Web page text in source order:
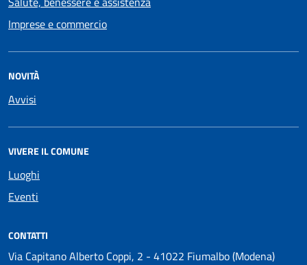
Imprese e commercio
NOVITÀ
Avvisi
VIVERE IL COMUNE
Luoghi
Eventi
CONTATTI
Via Capitano Alberto Coppi, 2 - 41022 Fiumalbo (Modena)